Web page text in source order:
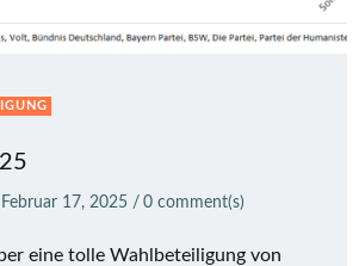
Februar 17, 2025 / 0 comment(s)
eine tolle Wahlbeteiligung von